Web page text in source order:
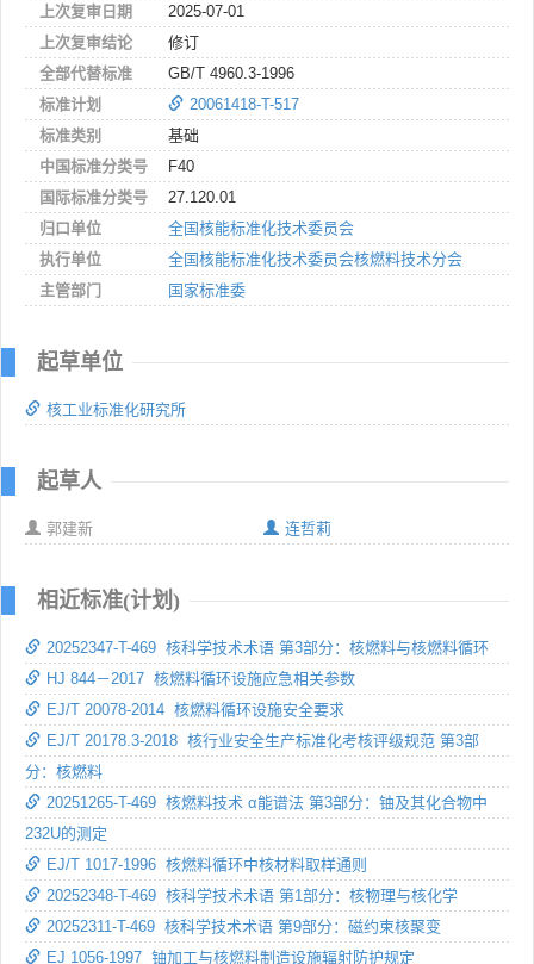
上次复审日期
2025-07-01
上次复审结论
修订
全部代替标准
GB/T 4960.3-1996
标准计划
20061418-T-517
标准类别
基础
中国标准分类号
F40
国际标准分类号
27.120.01
归口单位
全国核能标准化技术委员会
执行单位
全国核能标准化技术委员会核燃料技术分会
主管部门
国家标准委
起草单位
核工业标准化研究所
起草人
郭建新 连哲莉
相近标准(计划)
20252347-T-469 核科学技术术语 第3部分：核燃料与核燃料循环
HJ 844－2017 核燃料循环设施应急相关参数
EJ/T 20078-2014 核燃料循环设施安全要求
EJ/T 20178.3-2018 核行业安全生产标准化考核评级规范 第3部
分：核燃料
20251265-T-469 核燃料技术 α能谱法 第3部分：铀及其化合物中
232U的测定
EJ/T 1017-1996 核燃料循环中核材料取样通则
20252348-T-469 核科学技术术语 第1部分：核物理与核化学
20252311-T-469 核科学技术术语 第9部分：磁约束核聚变
EJ 1056-1997 铀加工与核燃料制造设施辐射防护规定